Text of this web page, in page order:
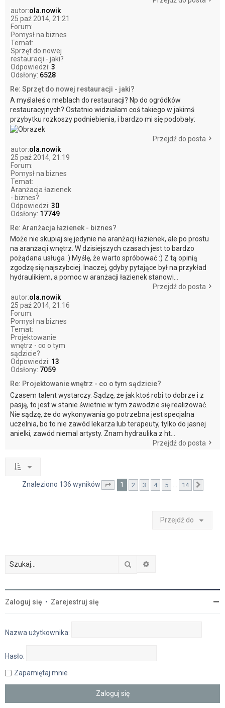
autor:ola.nowik
25 paź 2014, 21:21
Forum:
Pomysł na biznes
Temat:
Sprzęt do nowej
restauracji - jaki?
Odpowiedzi: 3
Odsłony: 6528
Re: Sprzęt do nowej restauracji - jaki?
A myślałeś o meblach do restauracji? Np do ogródków
restauracyjnych? Ostatnio widziałam coś takiego w jakimś
przybytku rozkoszy podniebienia, i bardzo mi się podobały:
Przejdź do posta
autor:ola.nowik
25 paź 2014, 21:19
Forum:
Pomysł na biznes
Temat:
Aranżacja łazienek
- biznes?
Odpowiedzi: 30
Odsłony: 17749
Re: Aranżacja łazienek - biznes?
Może nie skupiaj się jedynie na aranżacji łazienek, ale po prostu
na aranżacji wnętrz. W dzisiejszych czasach jest to bardzo
pożądana usługa :) Myślę, że warto spróbować :) Z tą opinią
zgodzę się najszybciej. Inaczej, gdyby pytające był na przykład
hydraulikiem, a pomoc w aranżacji łazienek stanowi...
Przejdź do posta
autor:ola.nowik
25 paź 2014, 21:16
Forum:
Pomysł na biznes
Temat:
Projektowanie
wnętrz - co o tym
sądzicie?
Odpowiedzi: 13
Odsłony: 7059
Re: Projektowanie wnętrz - co o tym sądzicie?
Czasem talent wystarczy. Sądzę, że jak ktoś robi to dobrze i z
pasją, to jest w stanie świetnie w tym zawodzie się realizować.
Nie sądzę, że do wykonywania go potrzebna jest specjalna
uczelnia, bo to nie zawód lekarza lub terapeuty, tylko do jasnej
anielki, zawód niemal artysty. Znam hydraulika z ht...
Przejdź do posta
Znaleziono 136 wyników Strona1 14
1 2 3 4 5 14
Przejdź do
Szukaj
Zaloguj się • Zarejestruj się
Nazwa użytkownika:
Hasło:
Zapamiętaj mnie